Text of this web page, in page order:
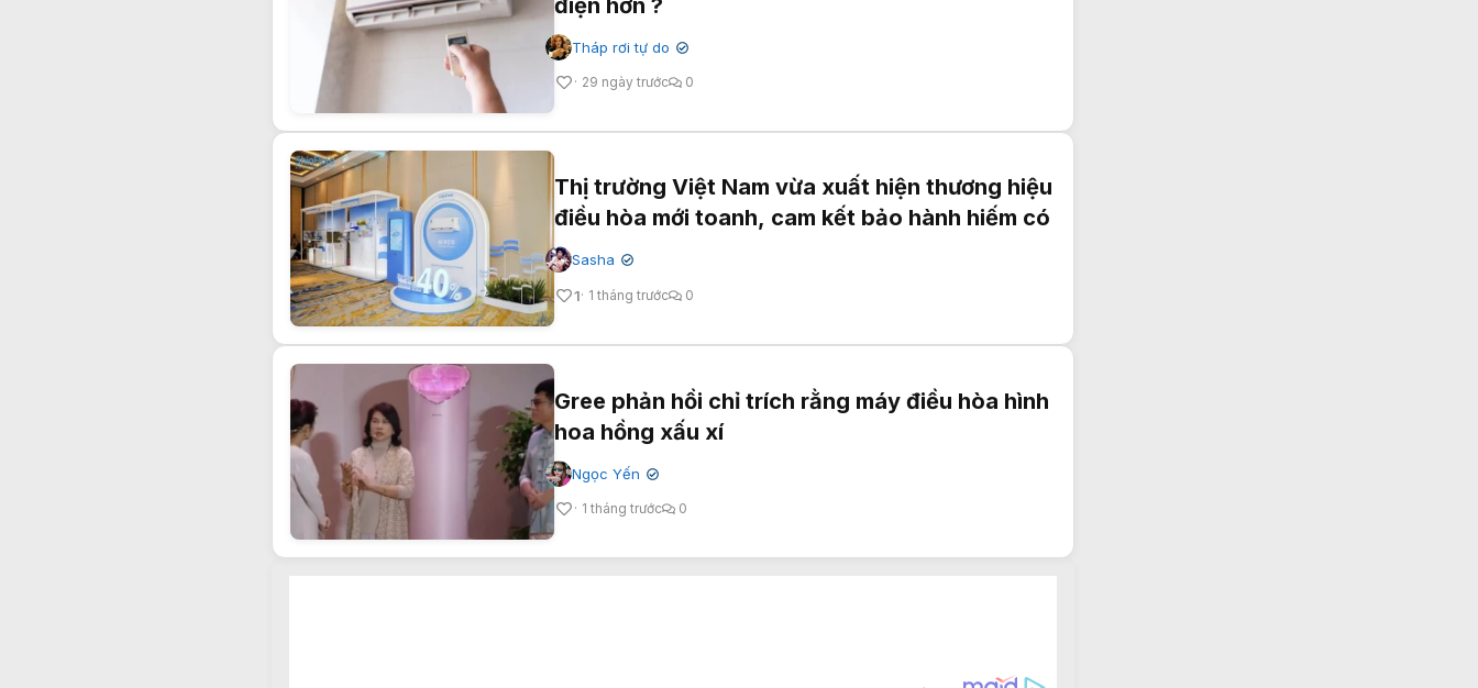
điện hơn ?
Tháp rơi tự do ✔
29 ngày trước 0
Thị trường Việt Nam vừa xuất hiện thương hiệu
điều hòa mới toanh, cam kết bảo hành hiếm có
Sasha ✔
1 1 tháng trước 0
Gree phản hồi chỉ trích rằng máy điều hòa hình
hoa hồng xấu xí
Ngọc Yến ✔
1 tháng trước 0